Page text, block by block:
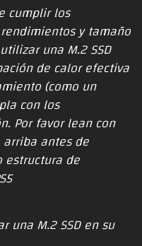
cumplir los
y tamaño
una M.2 SSD
de calor efectiva
(como un
con los
Por favor lean con
antes de
estructura de
una M.2 SSD en su